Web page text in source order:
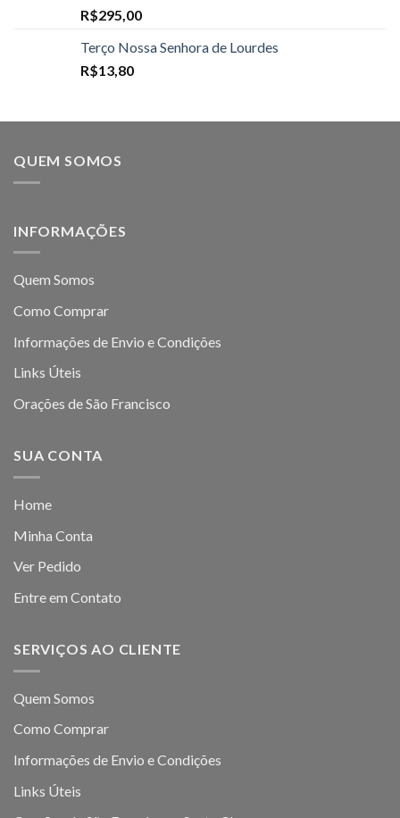
R$295,00
Terço Nossa Senhora de Lourdes
R$13,80
QUEM SOMOS
INFORMAÇÕES
Quem Somos
Como Comprar
Informações de Envio e Condições
Links Úteis
Orações de São Francisco
SUA CONTA
Home
Minha Conta
Ver Pedido
Entre em Contato
SERVIÇOS AO CLIENTE
Quem Somos
Como Comprar
Informações de Envio e Condições
Links Úteis